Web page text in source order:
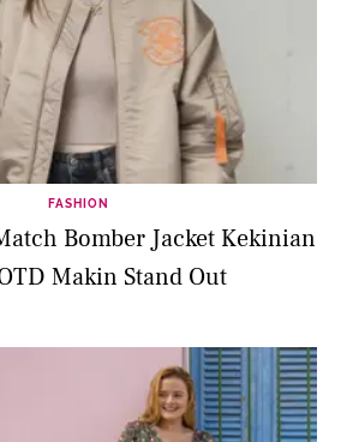
FASHION
Bomber Jacket Kekinian
Makin Stand Out